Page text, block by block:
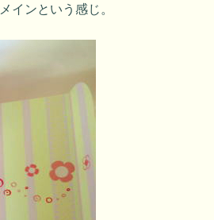
インという感じ。